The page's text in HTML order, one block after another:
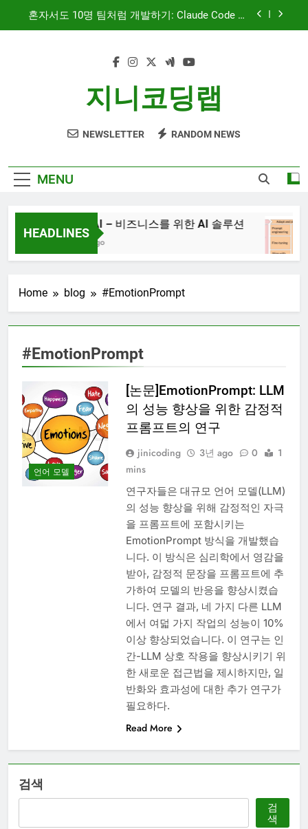
혼자서도 10명 팀처럼 개발하기: Claude Code 서
시대의 새로운 흐름
대시보드 디자인, 이제는 ‘많이’가 아니라 ‘정확히’
혼자서도 10명 팀처럼 개발하기: Claude Code 서
문서 중심 개발(DDD)과 TDD — AI 코딩 에이전트
지니코딩랩
NEWSLETTER RANDOM NEWS
MENU
HEADLINES
JiniAI – 비즈니스를 위한 AI 솔루션
Home blog #EmotionPrompt
#EmotionPrompt
언어 모델
[논문]EmotionPrompt: LLM
의 성능 향상을 위한 감정적
프롬프트의 연구
jinicoding 3년 ago 0
1
mins
연구자들은 대규모 언어 모델(LLM)
의 성능 향상을 위해 감정적인 자극
을 프롬프트에 포함시키는
EmotionPrompt 방식을 개발했습
니다. 이 방식은 심리학에서 영감을
받아, 감정적 문장을 프롬프트에 추
가하여 모델의 반응을 향상시켰습
니다. 연구 결과, 네 가지 다른 LLM
에서 여덟 가지 작업의 성능이 10%
이상 향상되었습니다. 이 연구는 인
간-LLM 상호 작용을 향상시키기 위
한 새로운 접근법을 제시하지만, 일
반화와 효과성에 대한 추가 연구가
필요하다.
Read More
검색
검
색